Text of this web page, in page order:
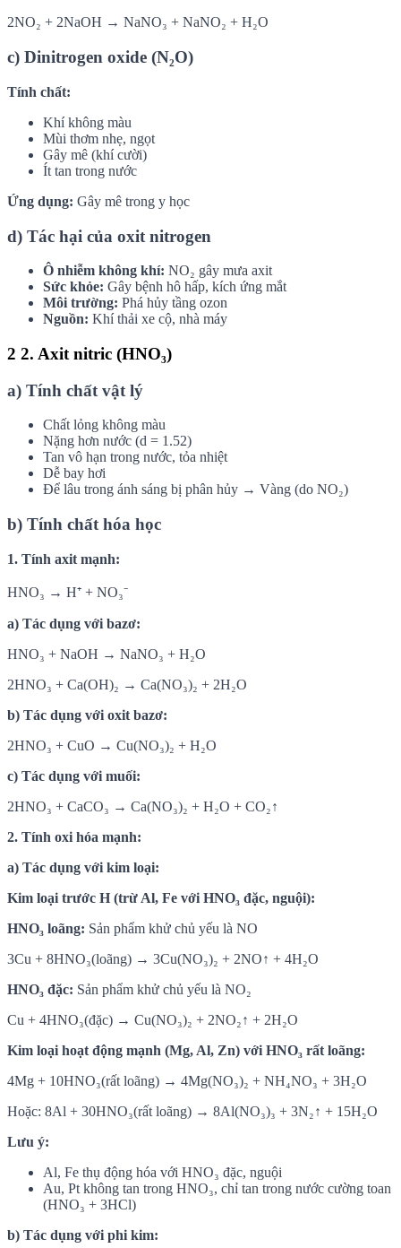
2NO₂ + 2NaOH → NaNO₃ + NaNO₂ + H₂O
c) Dinitrogen oxide (N₂O)
Tính chất:
Khí không màu
Mùi thơm nhẹ, ngọt
Gây mê (khí cười)
Ít tan trong nước
Ứng dụng: Gây mê trong y học
d) Tác hại của oxit nitrogen
Ô nhiễm không khí: NO₂ gây mưa axit
Sức khỏe: Gây bệnh hô hấp, kích ứng mắt
Môi trường: Phá hủy tầng ozon
Nguồn: Khí thải xe cộ, nhà máy
2 2. Axit nitric (HNO₃)
a) Tính chất vật lý
Chất lỏng không màu
Nặng hơn nước (d = 1.52)
Tan vô hạn trong nước, tỏa nhiệt
Dễ bay hơi
Để lâu trong ánh sáng bị phân hủy → Vàng (do NO₂)
b) Tính chất hóa học
1. Tính axit mạnh:
HNO₃ → H⁺ + NO₃⁻
a) Tác dụng với bazơ:
HNO₃ + NaOH → NaNO₃ + H₂O
2HNO₃ + Ca(OH)₂ → Ca(NO₃)₂ + 2H₂O
b) Tác dụng với oxit bazơ:
2HNO₃ + CuO → Cu(NO₃)₂ + H₂O
c) Tác dụng với muối:
2HNO₃ + CaCO₃ → Ca(NO₃)₂ + H₂O + CO₂↑
2. Tính oxi hóa mạnh:
a) Tác dụng với kim loại:
Kim loại trước H (trừ Al, Fe với HNO₃ đặc, nguội):
HNO₃ loãng: Sản phẩm khử chủ yếu là NO
3Cu + 8HNO₃(loãng) → 3Cu(NO₃)₂ + 2NO↑ + 4H₂O
HNO₃ đặc: Sản phẩm khử chủ yếu là NO₂
Cu + 4HNO₃(đặc) → Cu(NO₃)₂ + 2NO₂↑ + 2H₂O
Kim loại hoạt động mạnh (Mg, Al, Zn) với HNO₃ rất loãng:
4Mg + 10HNO₃(rất loãng) → 4Mg(NO₃)₂ + NH₄NO₃ + 3H₂O
Hoặc: 8Al + 30HNO₃(rất loãng) → 8Al(NO₃)₃ + 3N₂↑ + 15H₂O
Lưu ý:
Al, Fe thụ động hóa với HNO₃ đặc, nguội
Au, Pt không tan trong HNO₃, chỉ tan trong nước cường toan
(HNO₃ + 3HCl)
b) Tác dụng với phi kim: